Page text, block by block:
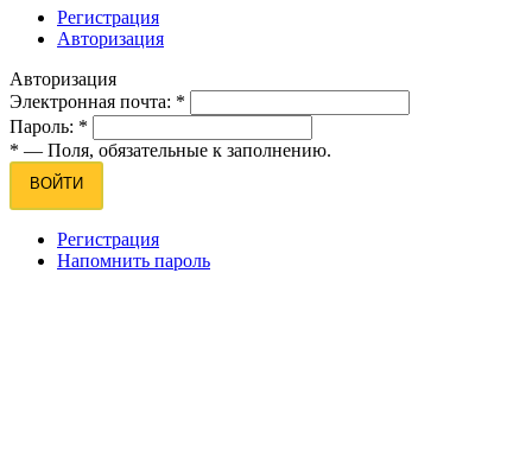
Регистрация
Авторизация
Авторизация
Электронная почта: *
Пароль: *
* — Поля, обязательные к заполнению.
ВОЙТИ
Регистрация
Напомнить пароль